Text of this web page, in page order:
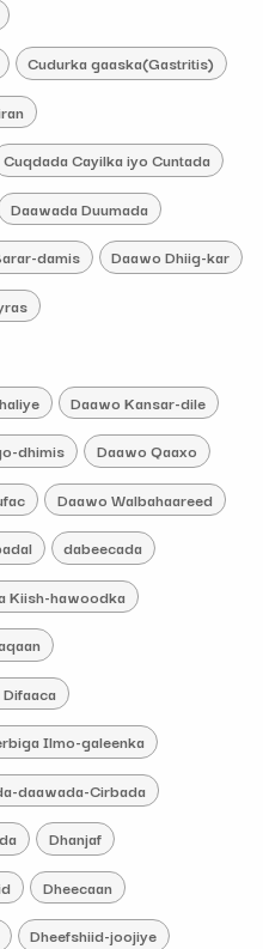
Cudurka gaaska(Gastritis)
Cuqdada Cayilka iyo Cuntada
Daawada Duumada
damis Daawo Dhiig-kar
Daawo Kansar-dile
dhimis Daawo Qaaxo
Daawo Walbahaareed
dabeecada
Kiish-hawoodka
Ilmo-galeenka
daawada-Cirbada
Dhanjaf
Dheecaan
Dheefshiid-joojiye